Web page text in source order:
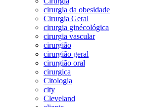
cirurgia da obesidade
Cirurgia Geral
cirurgia ginécológica
cirurgia vascular
cirurgião
cirurgião geral
cirurgião oral
cirurgica
Citologia
city
Cleveland